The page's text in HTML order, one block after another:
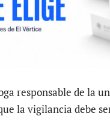
responsable de la
la vigilancia debe